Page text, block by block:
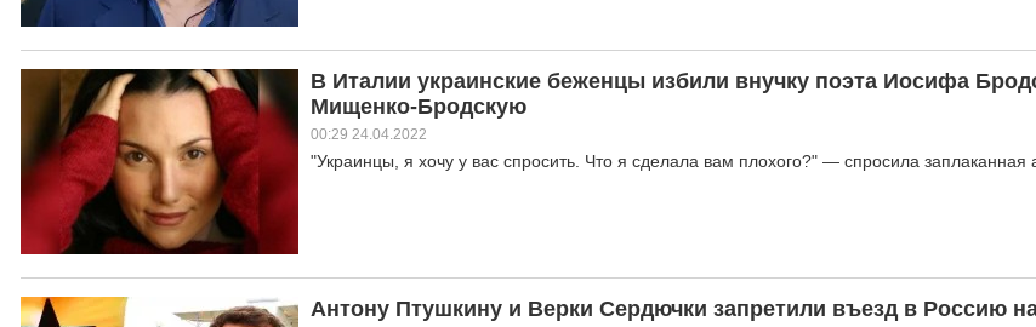
В Италии украинские беженцы избили внучку поэта Иосифа
Мищенко-Бродскую
00:29 24.04.2022
"Украинцы, я хочу у вас спросить. Что я сделала вам плохого?" — спросила заплаканная
Антону Птушкину и Верки Сердючки запретили въезд в Россию